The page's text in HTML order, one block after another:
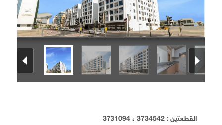
القطعتين : 3734542 ، 3731094